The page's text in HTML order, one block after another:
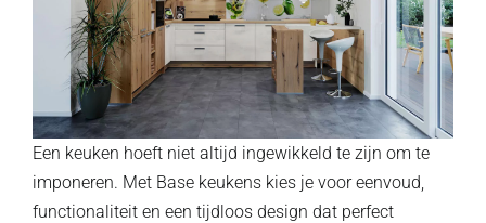
Een keuken hoeft niet altijd ingewikkeld te zijn om te
imponeren. Met Base keukens kies je voor eenvoud,
functionaliteit en een tijdloos design dat perfect